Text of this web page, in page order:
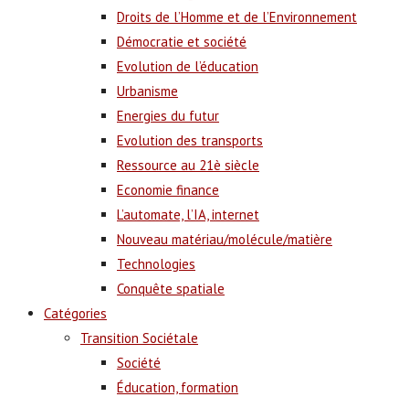
Droits de l’Homme et de l’Environnement
Démocratie et société
Evolution de l’éducation
Urbanisme
Energies du futur
Evolution des transports
Ressource au 21è siècle
Economie finance
L’automate, l’IA, internet
Nouveau matériau/molécule/matière
Technologies
Conquête spatiale
Catégories
Transition Sociétale
Société
Éducation, formation